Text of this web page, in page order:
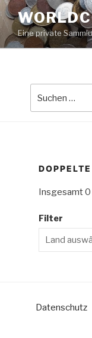
Zum
Inhalt
springenEine private
Insgesamt 0
Filter
Datenschutz